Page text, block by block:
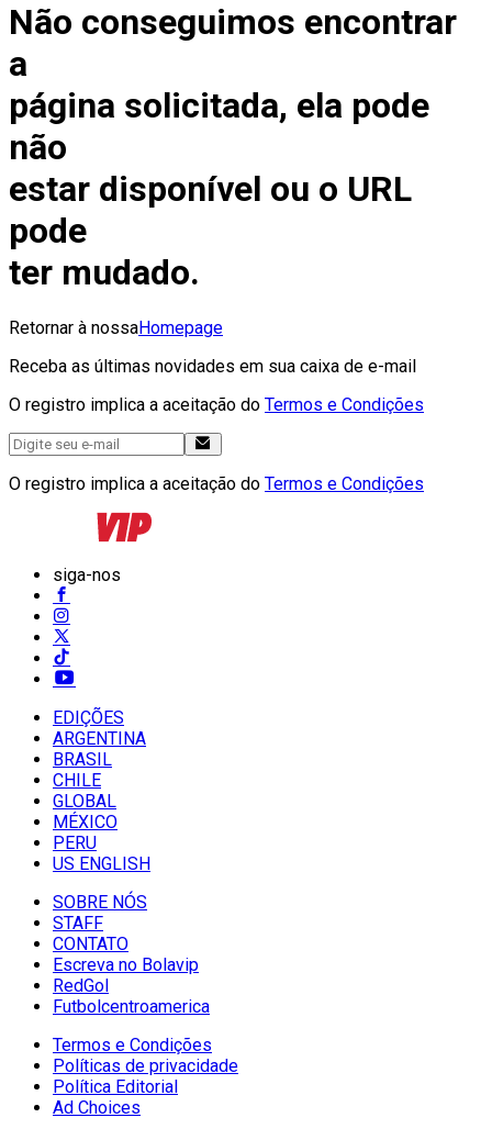
Não conseguimos encontrar
a
página solicitada, ela pode
não
estar disponível ou o URL
pode
ter mudado.
Retornar à nossaHomepage
Receba as últimas novidades em sua caixa de e-mail
O registro implica a aceitação do Termos e Condições
O registro implica a aceitação do Termos e Condições
siga-nos
EDIÇÕES
ARGENTINA
BRASIL
CHILE
GLOBAL
MÉXICO
PERU
US ENGLISH
SOBRE NÓS
STAFF
CONTATO
Escreva no Bolavip
RedGol
Futbolcentroamerica
Termos e Condições
Políticas de privacidade
Política Editorial
Ad Choices